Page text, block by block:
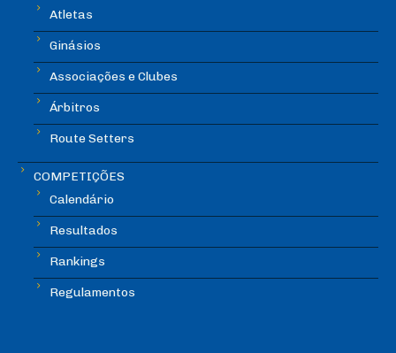
Atletas
Ginásios
Associações e Clubes
Árbitros
Route Setters
COMPETIÇÕES
Calendário
Resultados
Rankings
Regulamentos